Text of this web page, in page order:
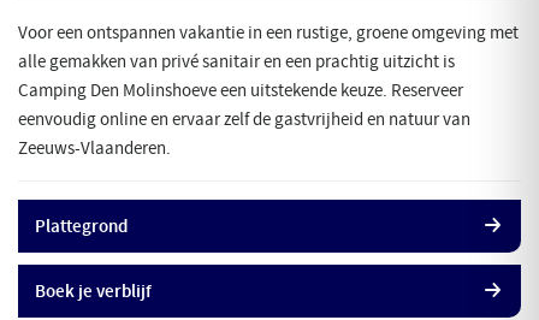
Voor een ontspannen vakantie in een rustige, groene omgeving met
alle gemakken van privé sanitair en een prachtig uitzicht is
Camping Den Molinshoeve een uitstekende keuze. Reserveer
eenvoudig online en ervaar zelf de gastvrijheid en natuur van
Zeeuws-Vlaanderen.
Plattegrond
Boek je verblijf